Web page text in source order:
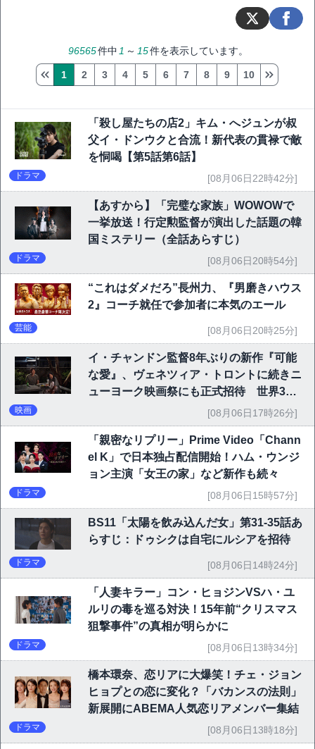
96565件中 1 ～ 15件を表示しています。
1 2 3 4 5 6 7 8 9 10
「殺し屋たちの店2」キム・へジュンが叔
父イ・ドンウクと合流！新代表の貫禄で敵
を恫喝【第5話第6話】
ドラマ [08月06日22時42分]
【あすから】「完璧な家族」WOWOWで
一挙放送！行定勲監督が演出した話題の韓
国ミステリー（全話あらすじ）
ドラマ [08月06日20時54分]
“これはダメだろ”長州力、『男磨きハウス
2』コーチ就任で参加者に本気のエール
芸能 [08月06日20時25分]
イ・チャンドン監督8年ぶりの新作『可能
な愛』、ヴェネツィア・トロントに続きニ
ューヨーク映画祭にも正式招待 世界3大
映画祭で快挙｜Netflix映画
映画 [08月06日17時26分]
「親密なリプリー」Prime Video「Chann
el K」で日本独占配信開始！ハム・ウンジ
ョン主演「女王の家」など新作も続々
ドラマ [08月06日15時57分]
BS11「太陽を飲み込んだ女」第31-35話あ
らすじ：ドゥシクは自宅にルシアを招待
ドラマ [08月06日14時24分]
「人妻キラー」コン・ヒョジンVSハ・ユ
ルリの毒を巡る対決！15年前“クリスマス
狙撃事件”の真相が明らかに
ドラマ [08月06日13時34分]
橋本環奈、恋リアに大爆笑！チェ・ジョン
ヒョプとの恋に変化？「バカンスの法則」
新展開にABEMA人気恋リアメンバー集結
ドラマ [08月06日13時18分]